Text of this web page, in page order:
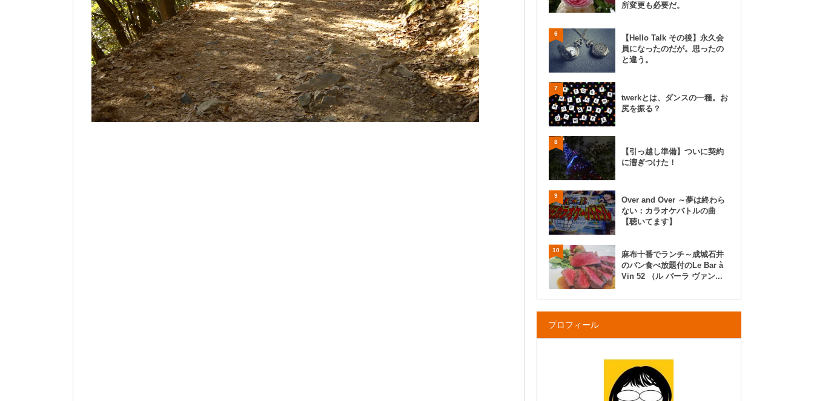
所変更も必要だ。
6
【Hello Talk その後】永久会
員になったのだが。思ったの
と違う。
7
twerkとは、ダンスの一種。お
尻を振る？
8
【引っ越し準備】ついに契約
に漕ぎつけた！
9
Over and Over ～夢は終わら
ない：カラオケバトルの曲
【聴いてます】
10
麻布十番でランチ～成城石井
のパン食べ放題付のLe Bar à
Vin 52 （ル バーラ ヴァン...
プロフィール